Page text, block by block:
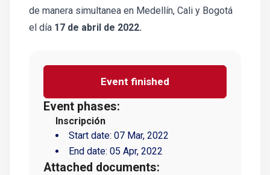
de manera simultanea en Medellín, Cali y Bogotá
el día 17 de abril de 2022.
Event finished
Event phases:
Inscripción
Start date: 07 Mar, 2022
End date: 05 Apr, 2022
Attached documents: